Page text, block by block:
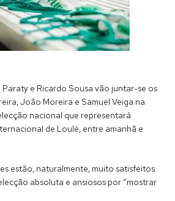
e Ricardo Sousa vão juntar-se os
João Moreira e Samuel Veiga na
nacional que representará
de Loulé, entre amanhã e
estão, naturalmente, muito satisfeitos
absoluta e ansiosos por “mostrar